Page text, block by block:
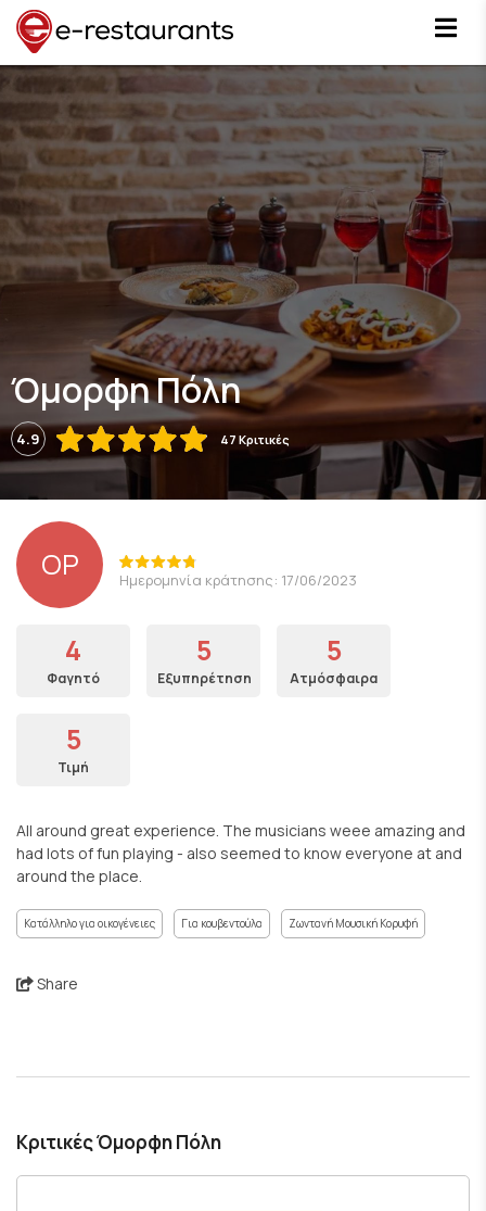
Όμορφη Πόλη
4.9 47 Κριτικές
OP Ημερομηνία κράτησης: 17/06/2023
4
Φαγητό
5
Εξυπηρέτηση
5
Ατμόσφαιρα
5
Τιμή
All around great experience. The musicians weee amazing and
had lots of fun playing - also seemed to know everyone at and
around the place.
Κατάλληλο για οικογένειες Για κουβεντούλα Ζωντανή Μουσική Κορυφή
Share
Κριτικές Όμορφη Πόλη